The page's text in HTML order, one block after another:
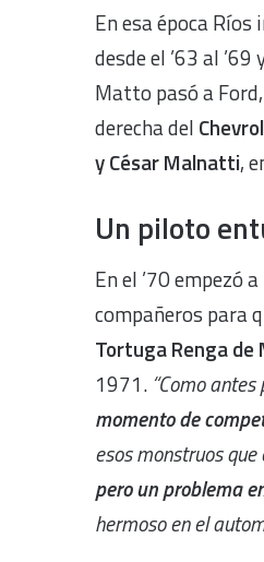
En esa época Ríos
desde el ’63 al ’69
Matto pasó a
derecha del
y César Malnatti,
Un piloto
En el ’70 empezó
compañeros para
Tortuga Renga de
1971. “Como
momento de
esos monstruos
pero un problema
hermoso en el